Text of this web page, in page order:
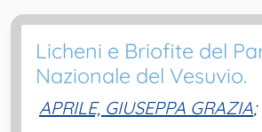
Licheni e Briofite del
Nazionale del Vesuvio.
APRILE, GIUSEPPA GRAZIA;